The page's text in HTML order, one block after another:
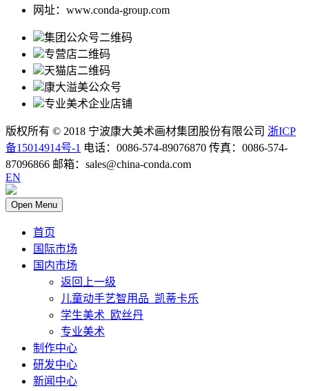
网址：www.conda-group.com
集团公众号二维码
专营店二维码
天猫店二维码
康大溢美公众号
专业美术企业店铺
版权所有 © 2018 宁波康大美术画材集团股份有限公司 浙ICP
备15014914号-1 电话：0086-574-89076870 传真：0086-574-
87096866 邮箱：sales@china-conda.com
EN
Open Menu
首页
国际市场
国内市场
返回上一级
儿童动手艺智用品_凯蒂卡乐
学生美术_欧丝丹
专业美术
制作中心
研发中心
新闻中心